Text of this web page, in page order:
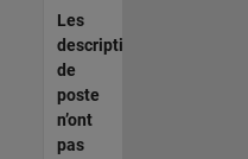
Les
descriptions
de
poste
n’ont
pas